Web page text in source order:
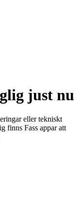
just nu
eller tekniskt
finns Fass appar att